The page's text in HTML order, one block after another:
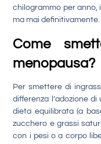
chilogrammo per anno,
ma mai definitivamente.
Come
menopausa?
Per smettere di
differenza l’adozione
dieta equilibrata (a
zucchero e grassi
con i pesi o a corpo